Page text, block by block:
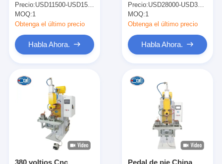
máquina monopunto
de Mesh Stud Ac Dc
Welding
Precio:USD11500-USD15500
MOQ:1
Obtenga el último precio
Habla Ahora.
media
Precio:USD28000-USD38000
MOQ:1
Obtenga el último precio
Habla Ahora.
380 voltios Cnc
Pedal de pie China